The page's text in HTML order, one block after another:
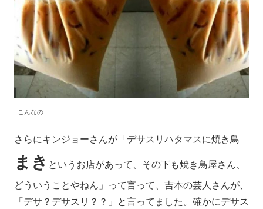
こんなの
さらにキンジョーさんが「デサスリハタマスに焼き鳥
まき というお店があって、その下も焼き鳥屋さん、
どういうことやねん」って言って、吉本の芸人さんが、
「デサ？デサスリ？？」と言ってました。確かにデサス